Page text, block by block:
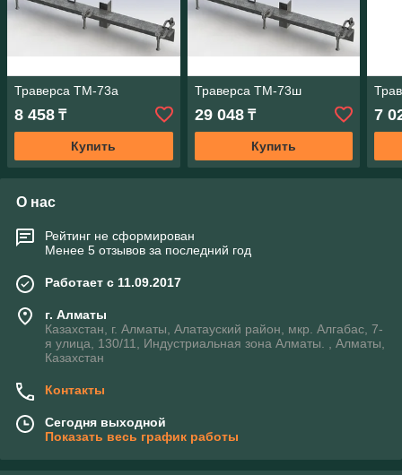
Траверса ТМ-73а
8 458 ₸
Купить
Траверса ТМ-73ш
29 048₸
Купить
7
О нас
Рейтинг не сформирован
Менее 5 отзывов за последний год
Работает с 11.09.2017
г. Алматы
Казахстан, г. Алматы, Алатауский район, мкр. Алгабас, 7-
я улица, 130/11, Индустриальная зона Алматы. , Алматы,
Казахстан
Контакты
Сегодня выходной
Показать весь график работы